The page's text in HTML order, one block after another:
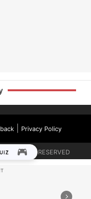
| Privacy Policy
RIGHTS RESERVED